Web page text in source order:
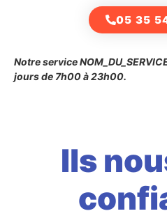
05 35
Notre service
jours de 7h00 à 23h00.
Ils